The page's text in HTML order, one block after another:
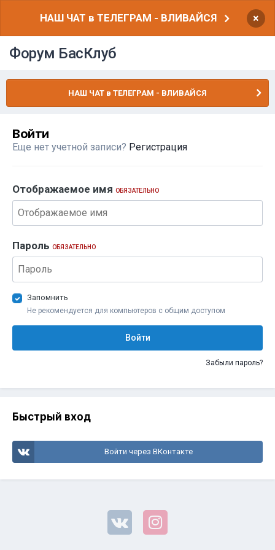
НАШ ЧАТ в ТЕЛЕГРАМ - ВЛИВАЙСЯ ×
Форум БасКлуб
НАШ ЧАТ в ТЕЛЕГРАМ - ВЛИВАЙСЯ
Войти
Еще нет учетной записи? Регистрация
Отображаемое имя ОБЯЗАТЕЛЬНО
Пароль ОБЯЗАТЕЛЬНО
Запомнить
Не рекомендуется для компьютеров с общим доступом
Войти
Забыли пароль?
Быстрый вход
Войти через ВКонтакте